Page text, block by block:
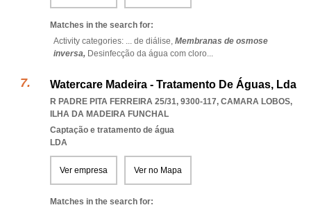
Matches in the search for:
Activity categories: ... de diálise, Membranas de osmose
inversa, Desinfecção da água com cloro...
Watercare Madeira - Tratamento De Águas, Lda
R PADRE PITA FERREIRA 25/31, 9300-117, CAMARA LOBOS,
ILHA DA MADEIRA FUNCHAL
Captação e tratamento de água
LDA
Ver empresa Ver no Mapa
Matches in the search for: